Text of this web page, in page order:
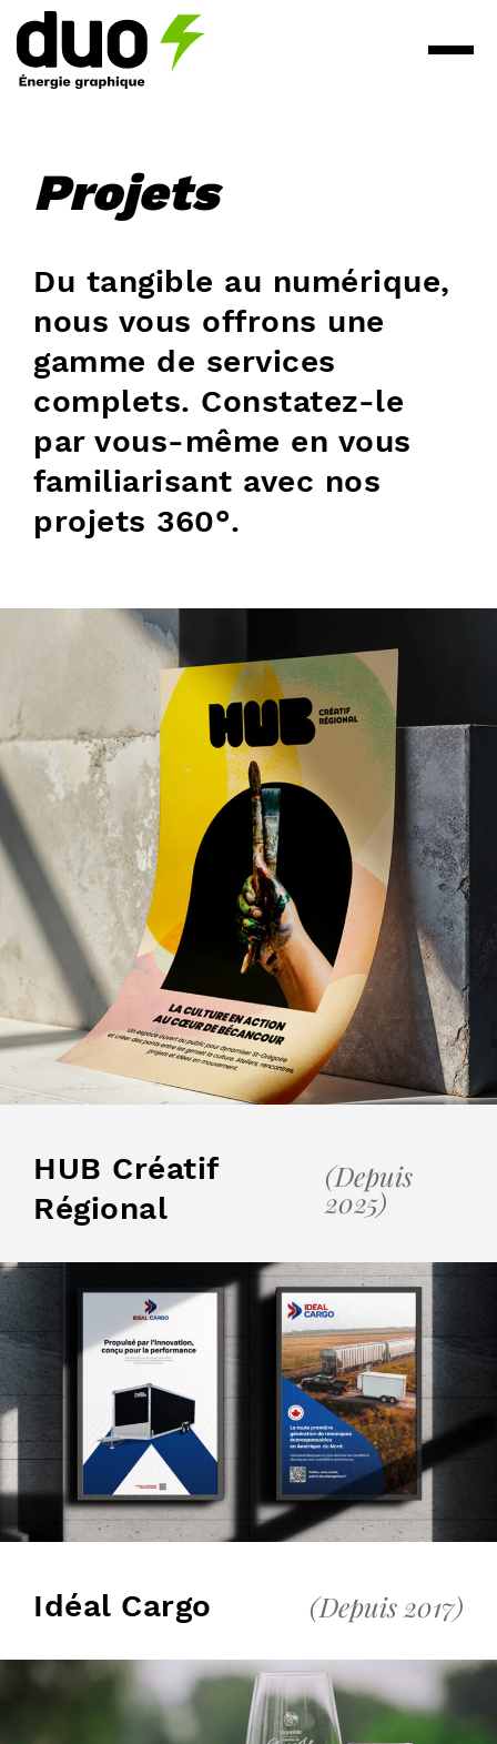
Projets
Du tangible au numérique,
nous vous offrons une
gamme de services
complets. Constatez-le
par vous-même en vous
familiarisant avec nos
projets 360°.
HUB Créatif
Régional
(Depuis
2025)
Idéal Cargo (Depuis 2017)